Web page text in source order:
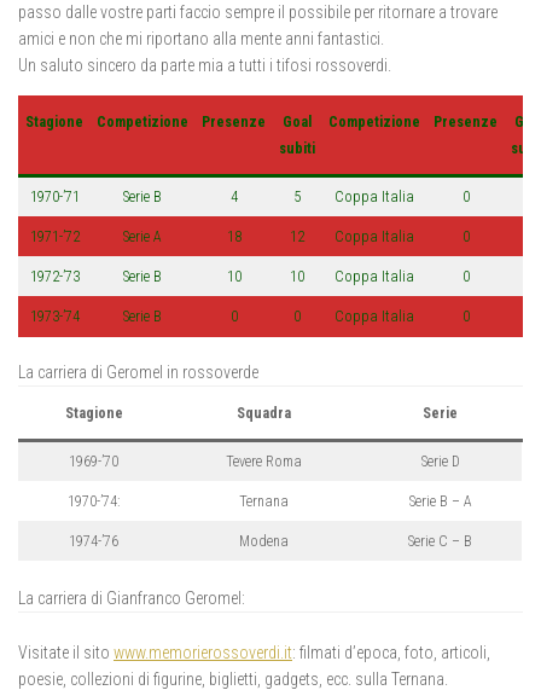
passo dalle vostre parti faccio sempre il possibile per ritornare a trovare
amici e non che mi riportano alla mente anni fantastici.
Un saluto sincero da parte mia a tutti i tifosi rossoverdi.
Stagione Competizione Presenze
Goal
subiti
Competizione Presenze
1970-’71 Serie B 4 5 Coppa Italia 0
1971-’72 Serie A 18 12 Coppa Italia 0
1972-’73 Serie B 10 10 Coppa Italia 0
1973-’74 Serie B 0 0 Coppa Italia 0
La carriera di Geromel in rossoverde
Stagione Squadra Serie
1969-’70 Tevere Roma Serie D
1970-’74: Ternana Serie B – A
1974-’76 Modena Serie C – B
La carriera di Gianfranco Geromel:
Visitate il sito www.memorierossoverdi.it: filmati d’epoca, foto, articoli,
poesie, collezioni di figurine, biglietti, gadgets, ecc. sulla Ternana.